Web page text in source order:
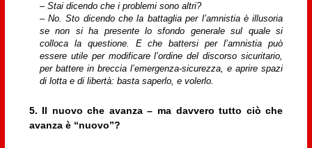
– Stai dicendo che i problemi sono altri?
– No. Sto dicendo che la battaglia per l’amnistia è illusoria
se non si ha presente lo sfondo generale sul quale si
colloca la questione. E che battersi per l’amnistia può
essere utile per modificare l’ordine del discorso sicuritario,
per battere in breccia l’emergenza-sicurezza, e aprire spazi
di lotta e di libertà: basta saperlo, e volerlo.
5. Il nuovo che avanza – ma davvero tutto ciò che
avanza è “nuovo”?